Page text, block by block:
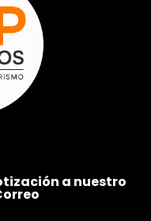
a nuestro